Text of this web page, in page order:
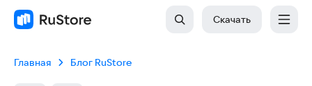
Скачать
Главная Блог RuStore